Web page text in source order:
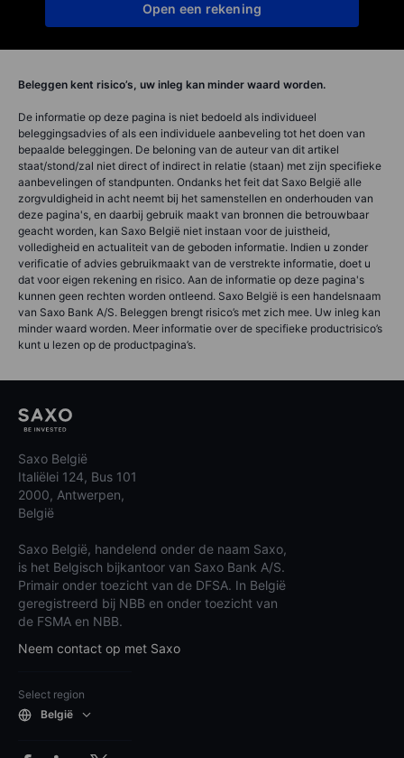
Open een rekening
Beleggen kent risico’s, uw inleg kan minder waard worden.
De informatie op deze pagina is niet bedoeld als individueel
beleggingsadvies of als een individuele aanbeveling tot het doen van
bepaalde beleggingen. De beloning van de auteur van dit artikel
staat/stond/zal niet direct of indirect in relatie (staan) met zijn specifieke
aanbevelingen of standpunten. Ondanks het feit dat Saxo België alle
zorgvuldigheid in acht neemt bij het samenstellen en onderhouden van
deze pagina's, en daarbij gebruik maakt van bronnen die betrouwbaar
geacht worden, kan Saxo België niet instaan voor de juistheid,
volledigheid en actualiteit van de geboden informatie. Indien u zonder
verificatie of advies gebruikmaakt van de verstrekte informatie, doet u
dat voor eigen rekening en risico. Aan de informatie op deze pagina's
kunnen geen rechten worden ontleend. Saxo België is een handelsnaam
van Saxo Bank A/S. Beleggen brengt risico’s met zich mee. Uw inleg kan
minder waard worden. Meer informatie over de specifieke productrisico’s
kunt u lezen op de productpagina’s.
Saxo België
Italiëlei 124, Bus 101
2000, Antwerpen,
België
Saxo België, handelend onder de naam Saxo,
is het Belgisch bijkantoor van Saxo Bank A/S.
Primair onder toezicht van de DFSA. In België
geregistreerd bij NBB en onder toezicht van
de FSMA en NBB.
Neem contact op met Saxo
Select region
België